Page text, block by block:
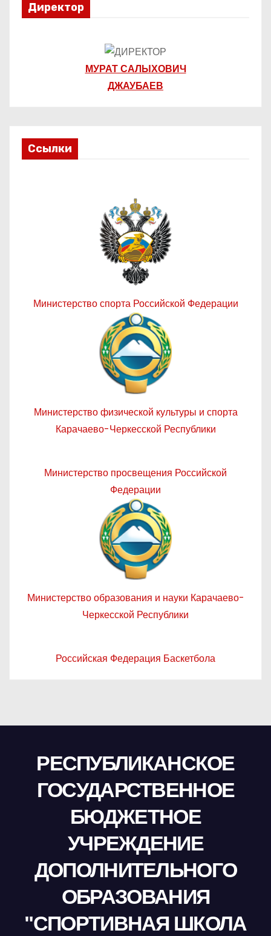
Директор
МУРАТ САЛЫХОВИЧ
ДЖАУБАЕВ
Ссылки
Министерство спорта Российской Федерации
Министерство физической культуры и спорта
Карачаево-Черкесской Республики
Министерство просвещения Российской
Федерации
Министерство образования и науки Карачаево-
Черкесской Республики
Российская Федерация Баскетбола
РЕСПУБЛИКАНСКОЕ
ГОСУДАРСТВЕННОЕ
БЮДЖЕТНОЕ
УЧРЕЖДЕНИЕ
ДОПОЛНИТЕЛЬНОГО
ОБРАЗОВАНИЯ
"СПОРТИВНАЯ ШКОЛА